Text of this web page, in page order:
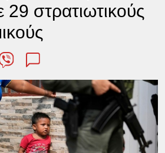
29 στρατιωτικούς